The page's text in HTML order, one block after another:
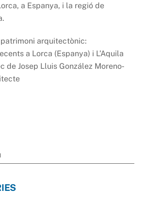
a Espanya, i la regió de
arquitectònic:
a Lorca (Espanya) i L’Aquila
de Josep Lluis González Moreno‐